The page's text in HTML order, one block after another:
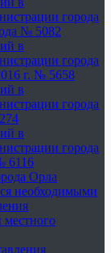
города
№ 5082
в
города
г. № 5658
в
города
в
города
6116
Орла
необходимыми